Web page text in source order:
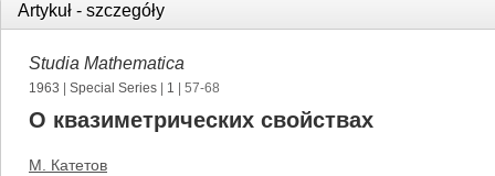
Artykuł - szczegóły
Studia Mathematica
1963 Special Series 1 | 57-68
О квазиметрических свойствах
М. Катетов